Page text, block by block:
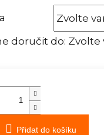
doručit do: Zvolte
Přidat do košíku